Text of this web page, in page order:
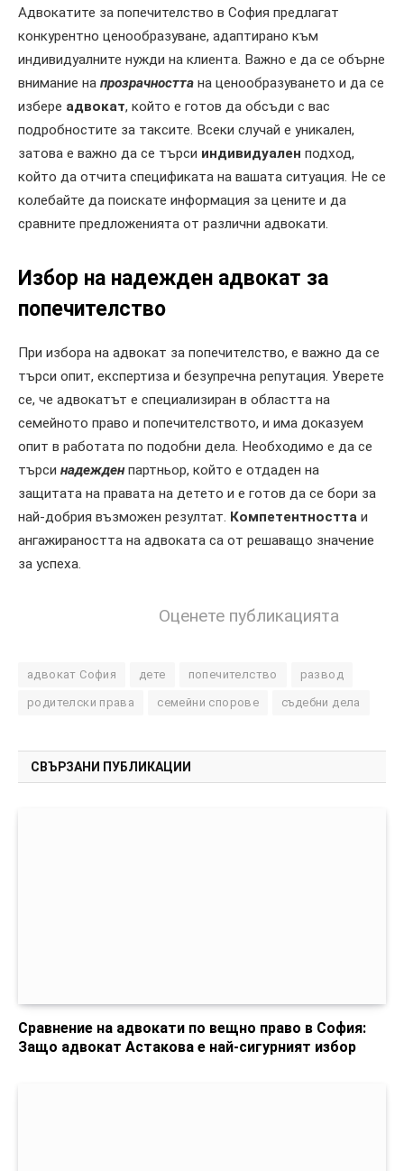
Адвокатите за попечителство в София предлагат
конкурентно ценообразуване, адаптирано към
индивидуалните нужди на клиента. Важно е да се обърне
внимание на прозрачността на ценообразуването и да се
избере адвокат, който е готов да обсъди с вас
подробностите за таксите. Всеки случай е уникален,
затова е важно да се търси индивидуален подход,
който да отчита спецификата на вашата ситуация. Не се
колебайте да поискате информация за цените и да
сравните предложенията от различни адвокати.
Избор на надежден адвокат за
попечителство
При избора на адвокат за попечителство, е важно да се
търси опит, експертиза и безупречна репутация. Уверете
се, че адвокатът е специализиран в областта на
семейното право и попечителството, и има доказуем
опит в работата по подобни дела. Необходимо е да се
търси надежденпартньор, който е отдаден на
защитата на правата на детето и е готов да се бори за
най-добрия възможен резултат. Компетентността и
ангажираността на адвоката са от решаващо значение
за успеха.
Оценете публикацията
адвокат София дете попечителство развод
родителски права семейни спорове съдебни дела
СВЪРЗАНИ ПУБЛИКАЦИИ
Сравнение на адвокати по вещно право в София:
Защо адвокат Астакова е най-сигурният избор